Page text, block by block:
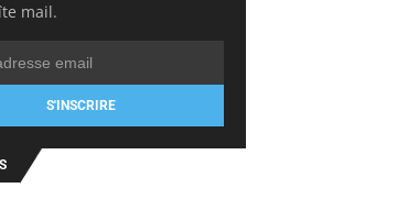
mail.
S'INSCRIRE